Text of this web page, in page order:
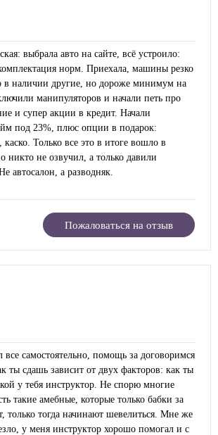
выбрала авто на сайте, всё устроило:
норм. Приехала, машины резко
в наличии другие, но дороже минимум на
манипуляторов и начали петь про
и супер акции в кредит. Начали
под 23%, плюс опции в подарок:
Только все это в итоге вошло в
никто не озвучил, а только давили
автосалон, а разводняк.
Пожаловаться на отзыв
все самостоятельно, помощь за договоримся
ты сдашь зависит от двух факторов: как ты
у тебя инструктор. Не спорю многие
такие амебные, которые только бабки за
только тогда начинают шевелиться. Мне же
у меня инструктор хорошо помогал и с